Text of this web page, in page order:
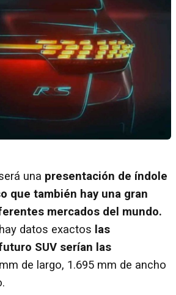
una presentación de índole
que también hay una gran
mercados del mundo.
datos exactos las
SUV serían las
de largo, 1.695 mm de ancho